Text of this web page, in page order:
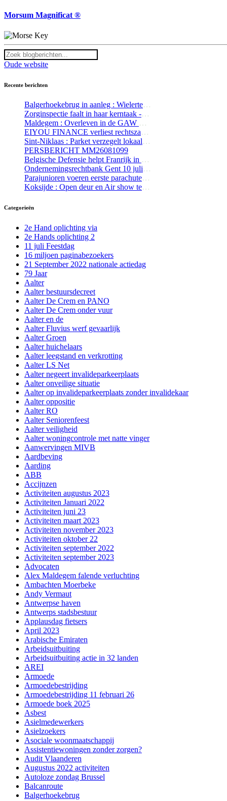
Morsum Magnificat ®
Oude website
Recente berichten
Balgerhoekebrug in aanleg : Wielerterroristen trotseren werfafsluiting
Zorginspectie faalt in haar kerntaak - Update 1
Maldegem : Overleven in de GAW Residentie Alex
EIYOU FINANCE verliest rechtszaak tegen The Bottom Line
Sint-Niklaas : Parket verzegelt lokaal waaruit kind naar buiten viel
PERSBERICHT MM26081099
Belgische Defensie helpt Franrijk in de strijd tegen de bosbranden
Ondernemingsrechtbank Gent 10 juli 2026 : Kortgeding Mediageuzen t/ The Bottom Line / Tom De Wilde
Parajunioren voeren eerste parachutesprong uit te Schaffen
Koksijde : Open deur en Air show te Koksijde werd groot succes
Categorieën
2e Hand oplichting via
2e Hands oplichting 2
11 juli Feestdag
16 miljoen paginabezoekers
21 September 2022 nationale actiedag
79 Jaar
Aalter
Aalter bestuursdecreet
Aalter De Crem en PANO
Aalter De Crem onder vuur
Aalter en de
Aalter Fluvius werf gevaarlijk
Aalter Groen
Aalter huichelaars
Aalter leegstand en verkrotting
Aalter LS Net
Aalter negeert invalideparkeerplaats
Aalter onveilige situatie
Aalter op invalideparkeerplaats zonder invalidekaar
Aalter oppositie
Aalter RO
Aalter Seniorenfeest
Aalter veiligheid
Aalter woningcontrole met natte vinger
Aanwervingen MIVB
Aardbeving
Aarding
ABB
Accijnzen
Activiteiten augustus 2023
Activiteiten Januari 2022
Activiteiten juni 23
Activiteiten maart 2023
Activiteiten november 2023
Activiteiten oktober 22
Activiteiten september 2022
Activiteiten september 2023
Advocaten
Alex Maldegem falende verluchting
Ambachten Moerbeke
Andy Vermaut
Antwerpse haven
Antwerps stadsbestuur
Applausdag fietsers
April 2023
Arabische Emiraten
Arbeidsuitbuiting
Arbeidsuitbuiting actie in 32 landen
AREI
Armoede
Armoedebestrijding
Armoedebestrijding 11 februari 26
Armoede boek 2025
Asbest
Asielmedewerkers
Asielzoekers
Asociale woonmaatschappij
Assistentiewoningen zonder zorgen?
Audit Vlaanderen
Augustus 2022 activiteiten
Autoloze zondag Brussel
Balcanroute
Balgerhoekebrug